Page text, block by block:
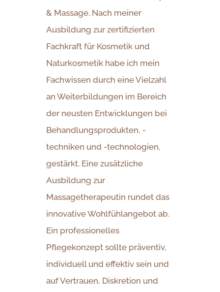
& Massage. Nach meiner
Ausbildung zur zertifizierten
Fachkraft für Kosmetik und
Naturkosmetik habe ich mein
Fachwissen durch eine Vielzahl
an Weiterbildungen im Bereich
der neusten Entwicklungen bei
Behandlungsprodukten, -
techniken und -technologien,
gestärkt. Eine zusätzliche
Ausbildung zur
Massagetherapeutin rundet das
innovative Wohlfühlangebot ab.
Ein professionelles
Pflegekonzept sollte präventiv,
individuell und effektiv sein und
auf Vertrauen, Diskretion und